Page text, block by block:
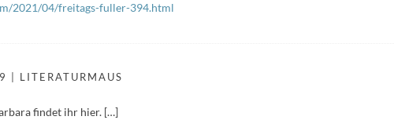
2021/04/freitags-fuller-394.html
| LITERATURMAUS
findet ihr hier. […]